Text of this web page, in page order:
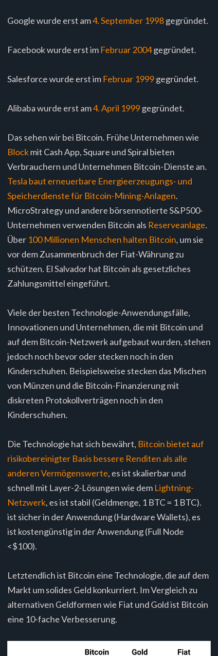
Google wurde erst am4. September 1998gegründet.
Facebook wurde erst im Februar 2004gegründet.
Salesforce wurde erst im Februar 1999gegründet.
Alibaba wurde erst am4. April 1999gegründet.
Das sehen wir bei Bitcoin. Frühe Unternehmen wie
Blockmit Cash App, Square und Spiral bieten
Verbrauchern und Unternehmen Bitcoin-Dienste an.
Tesla baut erneuerbare Energieerzeugungs- und
Speicherdienste für Bitcoin-Mining-Anlagen.
MicroStrategy und andere börsennotierte S&P500-
Unternehmen verwenden Bitcoin als Reserveanlage.
Über 100 Millionen Menschen halten Bitcoin, um sie
vor dem Zusammenbruch der Fiat-Währung zu
schützen. El Salvador hat Bitcoin als gesetzliches
Zahlungsmittel eingeführt.
Viele der besten Technologie-Anwendungsfälle,
Innovationen und Unternehmen, die mit Bitcoin und
auf dem Bitcoin-Netzwerk aufgebaut wurden, stehen
jedoch noch bevor oder stecken noch in den
Kinderschuhen. Beispielsweise stecken das Mischen
von Münzen und die Bitcoin-Finanzierung mit
diskreten Protokollverträgen noch in den
Kinderschuhen.
Die Technologie hat sich bewährt, Bitcoin bietet auf
risikobereinigter Basis bessere Renditen als alle
anderen Vermögenswerte, es ist skalierbar und
schnell mit Layer-2-Lösungen wie dem Lightning-
Netzwerk, es ist stabil (Geldmenge, 1 BTC = 1 BTC).
ist sicher in der Anwendung (Hardware Wallets), es
ist kostengünstig in der Anwendung (Full Node
<$100).
Letztendlich ist Bitcoin eine Technologie, die auf dem
Markt um solides Geld konkurriert. Im Vergleich zu
alternativen Geldformen wie Fiat und Gold ist Bitcoin
eine 10-fache Verbesserung.